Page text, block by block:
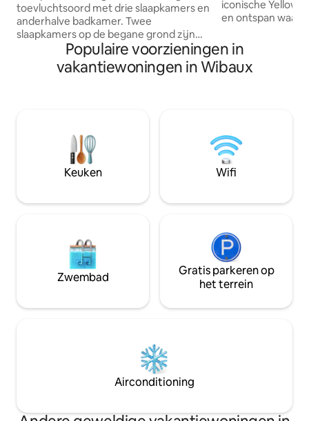
toevluchtsoord met drie slaapkamers en
anderhalve badkamer. Twee
slaapkamers op de begane grond zijn
voorzien van queensize bedden,
waarvan één met een futon. De kelder
heeft een extra slaapkamer (geen
afstand van Makoshika State Park en de
Yellowstone River heb je gemakkelijk
toegang tot buitenavonturen. Plus, op
een steenworp afstand van een park
iconische
en ontspan waar
Montana-
je onder in de
begeleiding op
avontuur en
in de Yellowstone
waar avontuur en
wachten.
Populaire voorzieningen in
vakantiewoningen in Wibaux
Keuken Wifi
Zwembad
Gratis parkeren op
het terrein
Airconditioning